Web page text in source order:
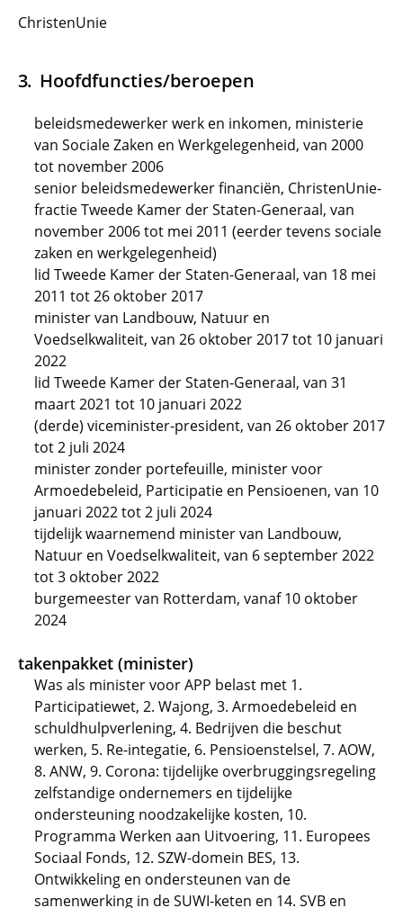
ChristenUnie
Hoofdfuncties/beroepen
beleidsmedewerker werk en inkomen, ministerie
van Sociale Zaken en Werkgelegenheid, van 2000
tot november 2006
senior beleidsmedewerker financiën, ChristenUnie-
fractie Tweede Kamer der Staten-Generaal, van
november 2006 tot mei 2011 (eerder tevens sociale
zaken en werkgelegenheid)
lid Tweede Kamer der Staten-Generaal, van 18 mei
2011 tot 26 oktober 2017
minister van Landbouw, Natuur en
Voedselkwaliteit, van 26 oktober 2017 tot 10 januari
2022
lid Tweede Kamer der Staten-Generaal, van 31
maart 2021 tot 10 januari 2022
(derde) viceminister-president, van 26 oktober 2017
tot 2 juli 2024
minister zonder portefeuille, minister voor
Armoedebeleid, Participatie en Pensioenen, van 10
januari 2022 tot 2 juli 2024
tijdelijk waarnemend minister van Landbouw,
Natuur en Voedselkwaliteit, van 6 september 2022
tot 3 oktober 2022
burgemeester van Rotterdam, vanaf 10 oktober
2024
takenpakket (minister)
Was als minister voor APP belast met 1.
Participatiewet, 2. Wajong, 3. Armoedebeleid en
schuldhulpverlening, 4. Bedrijven die beschut
werken, 5. Re-integatie, 6. Pensioenstelsel, 7. AOW,
8. ANW, 9. Corona: tijdelijke overbruggingsregeling
zelfstandige ondernemers en tijdelijke
ondersteuning noodzakelijke kosten, 10.
Programma Werken aan Uitvoering, 11. Europees
Sociaal Fonds, 12. SZW-domein BES, 13.
Ontwikkeling en ondersteunen van de
samenwerking in de SUWI-keten en 14. SVB en